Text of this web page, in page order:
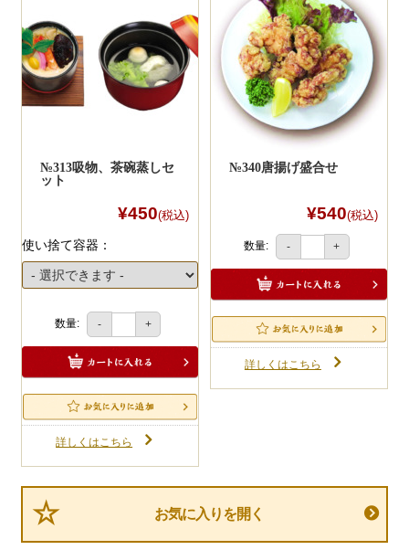
№313吸物、茶碗蒸しセ
ット
¥450(税込)
使い捨て容器：
数量: - +
詳しくはこちら
№340唐揚げ盛合せ
¥540(税込)
数量: - +
詳しくはこちら
お気に入りを開く